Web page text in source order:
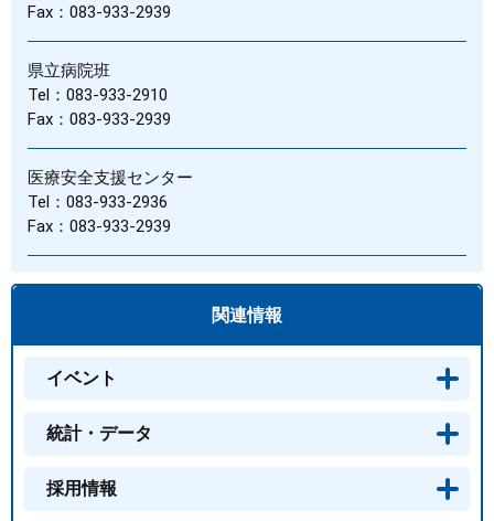
Fax：083-933-2939
県立病院班
Tel：083-933-2910
Fax：083-933-2939
医療安全支援センター
Tel：083-933-2936
Fax：083-933-2939
関連情報
イベント
統計・データ
採用情報